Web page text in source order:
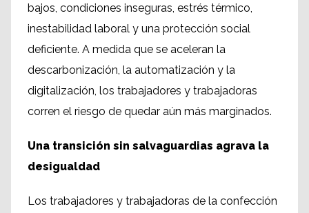
bajos, condiciones inseguras, estrés térmico,
inestabilidad laboral y una protección social
deficiente. A medida que se aceleran la
descarbonización, la automatización y la
digitalización, los trabajadores y trabajadoras
corren el riesgo de quedar aún más marginados.
Una transición sin salvaguardias agrava la
desigualdad
Los trabajadores y trabajadoras de la confección